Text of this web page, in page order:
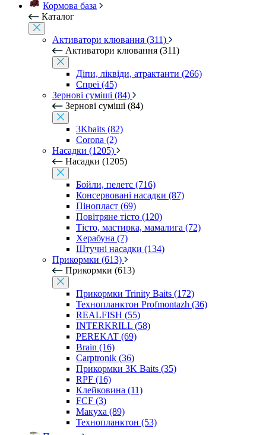
Кормова база
Каталог
Активатори клювання (311)
Активатори клювання (311)
Діпи, ліквіди, атрактанти (266)
Спреї (45)
Зернові суміші (84)
Зернові суміші (84)
3Kbaits (82)
Corona (2)
Насадки (1205)
Насадки (1205)
Бойли, пелетс (716)
Консервовані насадки (87)
Пінопласт (69)
Повітряне тісто (120)
Тісто, мастирка, мамалига (72)
Херабуна (7)
Штучні насадки (134)
Прикормки (613)
Прикормки (613)
Прикормки Trinity Baits (172)
Технопланктон Profmontazh (36)
REALFISH (55)
INTERKRILL (58)
PEREKAT (69)
Brain (16)
Carptronik (36)
Прикормки 3K Baits (35)
RPF (16)
Клейковина (11)
FCF (3)
Макуха (89)
Технопланктон (53)